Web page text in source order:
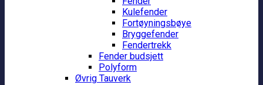
Kulefender
Fortøyningsbøye
Bryggefender
Fendertrekk
Fender budsjett
Polyform
Øvrig Tauverk